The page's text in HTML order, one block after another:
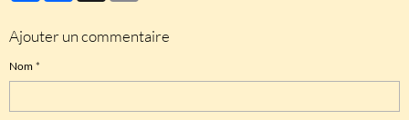
Ajouter un commentaire
Nom